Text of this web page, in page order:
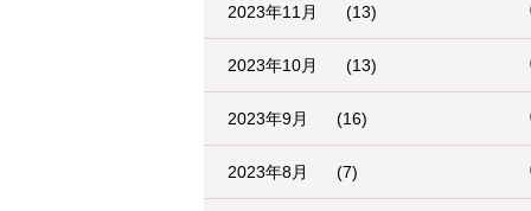
2023年11月 (13)
2023年10月 (13)
2023年9月 (16)
2023年8月 (7)